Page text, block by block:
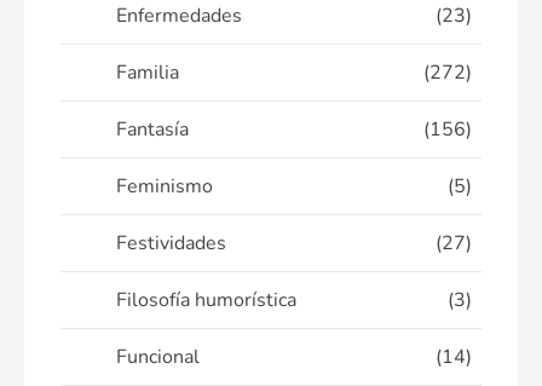
Enfermedades (23)
Familia (272)
Fantasía (156)
Feminismo (5)
Festividades (27)
Filosofía humorística (3)
Funcional (14)